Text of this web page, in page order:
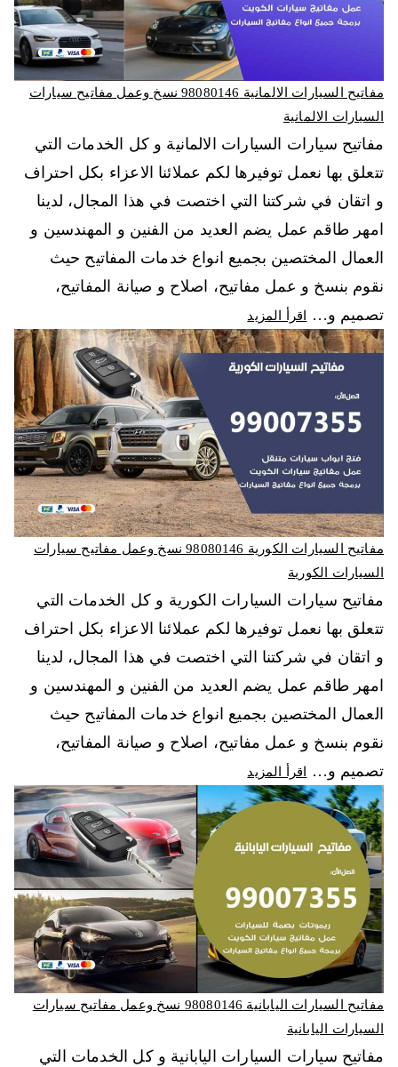
مفاتيح السيارات الالمانية 98080146‬ نسخ وعمل مفاتيح سيارات
السيارات الالمانية
مفاتيح سيارات السيارات الالمانية و كل الخدمات التي
تتعلق بها نعمل توفيرها لكم عملائنا الاعزاء بكل احتراف
و اتقان في شركتنا التي اختصت في هذا المجال، لدينا
امهر طاقم عمل يضم العديد من الفنين و المهندسين و
العمال المختصين بجميع انواع خدمات المفاتيح حيث
نقوم بنسخ و عمل مفاتيح، اصلاح و صيانة المفاتيح،
تصميم و…
اقرأ المزيد
مفاتيح السيارات الكورية 98080146‬ نسخ وعمل مفاتيح سيارات
السيارات الكورية
مفاتيح سيارات السيارات الكورية و كل الخدمات التي
تتعلق بها نعمل توفيرها لكم عملائنا الاعزاء بكل احتراف
و اتقان في شركتنا التي اختصت في هذا المجال، لدينا
امهر طاقم عمل يضم العديد من الفنين و المهندسين و
العمال المختصين بجميع انواع خدمات المفاتيح حيث
نقوم بنسخ و عمل مفاتيح، اصلاح و صيانة المفاتيح،
تصميم و…
اقرأ المزيد
مفاتيح السيارات اليابانية 98080146‬ نسخ وعمل مفاتيح سيارات
السيارات اليابانية
مفاتيح سيارات السيارات اليابانية و كل الخدمات التي